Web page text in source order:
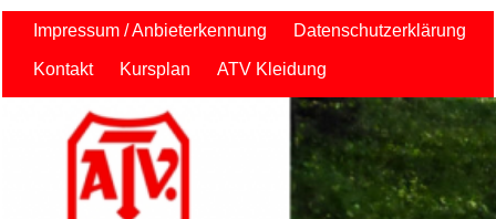
Impressum / Anbieterkennung Datenschutzerklärung
Kontakt Kursplan ATV Kleidung